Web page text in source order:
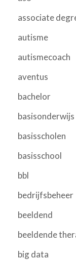
associate
autisme
autismecoach
aventus
bachelor
basisonderwijs
basisscholen
basisschool
bbl
bedrijfsbeheer
beeldend
beeldende
big data